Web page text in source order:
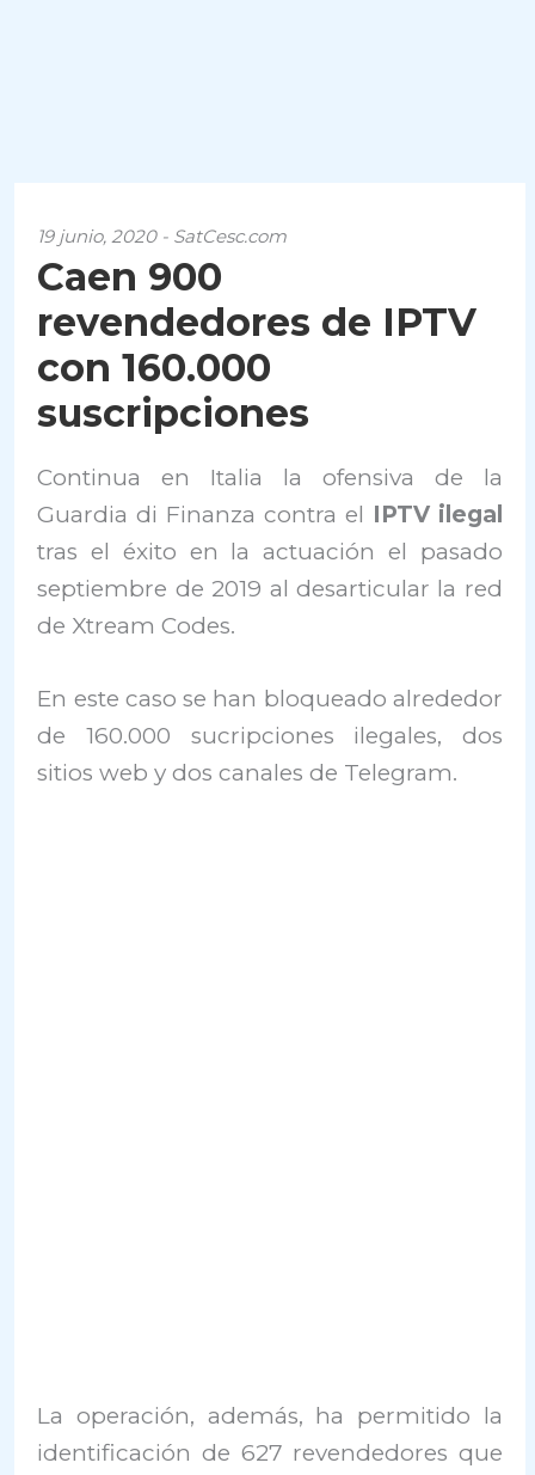
19 junio, 2020 - SatCesc.com
Caen 900
revendedores de IPTV
con 160.000
suscripciones
Continua en Italia la ofensiva de la
Guardia di Finanza contra el IPTV ilegal
tras el éxito en la actuación el pasado
septiembre de 2019 al desarticular la red
de Xtream Codes.
En este caso se han bloqueado alrededor
de 160.000 sucripciones ilegales, dos
sitios web y dos canales de Telegram.
La operación, además, ha permitido la
identificación de 627 revendedores que